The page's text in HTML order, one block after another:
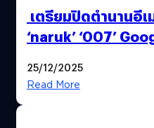
เตรียมปิดตำนานอีเ
‘naruk’ ‘007’
25/12/2025
Read More